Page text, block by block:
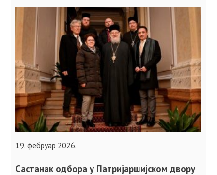
19. фебруар 2026.
Састанак одбора у Патријаршијском двору